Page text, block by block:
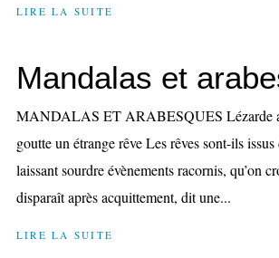
LIRE LA SUITE
Mandalas et
MANDALAS ET ARABESQUES Lézarde
goutte un étrange rêve Les rêves sont-ils
laissant sourdre évènements racornis, qu’on
disparaît après acquittement, dit une...
LIRE LA SUITE